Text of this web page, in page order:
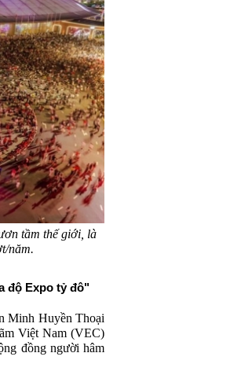
tầm thế giới, là
năm.
độ Expo tỷ đô"
Minh Huyền Thoại
Việt Nam (VEC)
đồng người hâm